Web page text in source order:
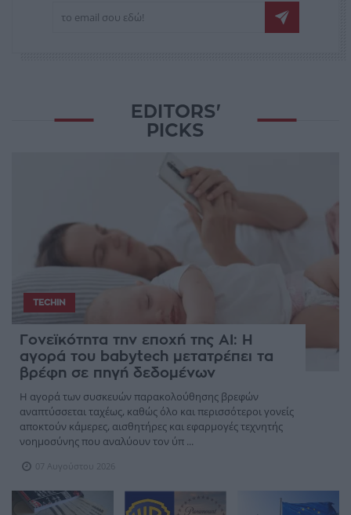
EDITORS'
PICKS
TECHIN
Γονεϊκότητα την εποχή της AI: Η
αγορά του babytech μετατρέπει τα
βρέφη σε πηγή δεδομένων
Η αγορά των συσκευών παρακολούθησης βρεφών
αναπτύσσεται ταχέως, καθώς όλο και περισσότεροι γονείς
αποκτούν κάμερες, αισθητήρες και εφαρμογές τεχνητής
νοημοσύνης που αναλύουν τον ύπ ...
07 Αυγούστου 2026